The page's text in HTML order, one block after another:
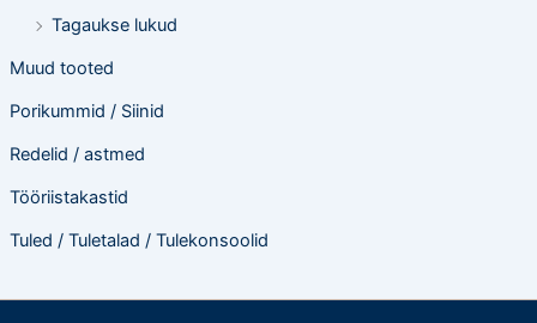
Tagaukse lukud
Muud tooted
Porikummid / Siinid
Redelid / astmed
Tööriistakastid
Tuled / Tuletalad / Tulekonsoolid